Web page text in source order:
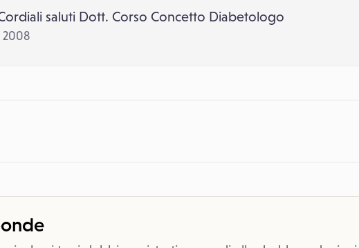
saluti Dott. Corso Concetto Diabetologo
2008